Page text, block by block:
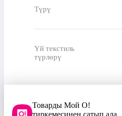
Түрү
Үй текстиль
түрлөрү
Товарды Мой О!
тиркемесинен сатып ала